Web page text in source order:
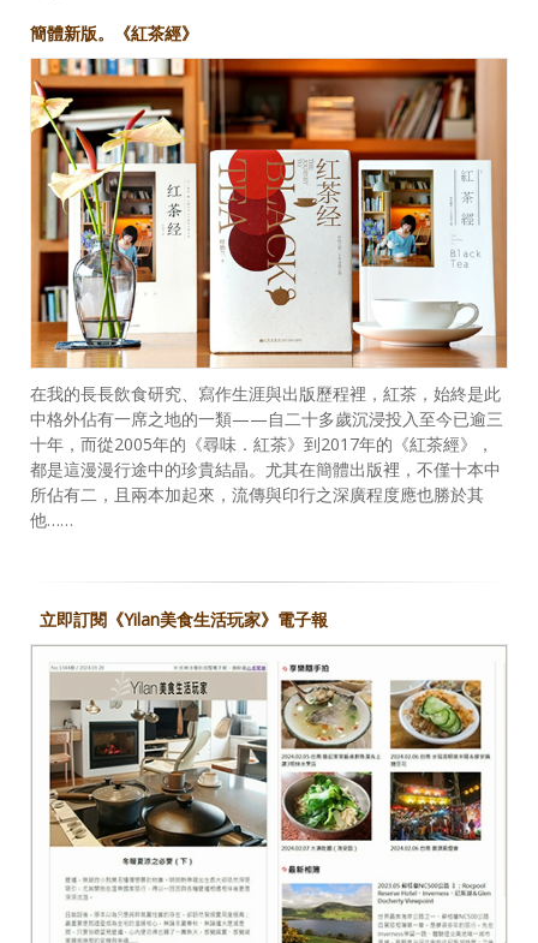
簡體新版。《紅茶經》
在我的長長飲食研究、寫作生涯與出版歷程裡，紅茶，始終是此
中格外佔有一席之地的一類——自二十多歲沉浸投入至今已逾三
十年，而從2005年的《尋味．紅茶》到2017年的《紅茶經》，
都是這漫漫行途中的珍貴結晶。尤其在簡體出版裡，不僅十本中
所佔有二，且兩本加起來，流傳與印行之深廣程度應也勝於其
他……
立即訂閱《Yilan美食生活玩家》電子報